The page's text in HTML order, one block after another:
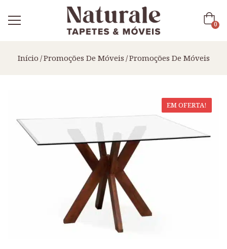
0
Início Promoções De Móveis Promoções De Móveis
EM OFERTA!